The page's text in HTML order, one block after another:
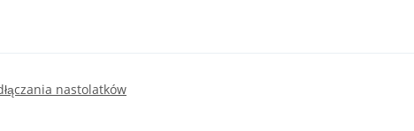
nastolatków